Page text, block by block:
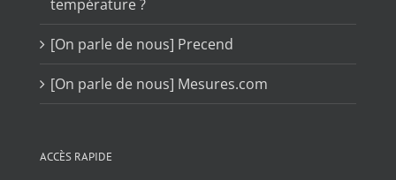
température ?
[On parle de nous] Precend
[On parle de nous] Mesures.com
ACCÈS RAPIDE